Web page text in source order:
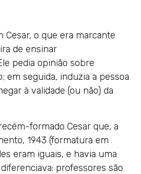
Cesar, o que era marcante
de ensinar
pedia opinião sobre
em seguida, induzia a pessoa
à validade (ou não) da
formado Cesar que, a
1943 (formatura em
eram iguais, e havia uma
professores são